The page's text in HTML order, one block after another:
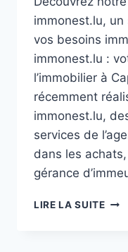
immonest.lu,
vos besoins
immonest.lu :
l’immobilier à
récemment
immonest.lu,
services de
dans les
gérance
LIRE LA SUITE